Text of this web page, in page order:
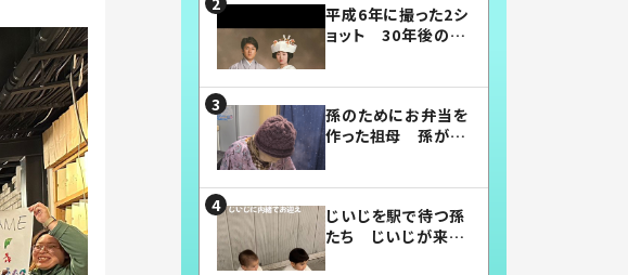
平成6年に撮った2シ
ョット 30年後の姿
孫のためにお弁当を
作った祖母 孫が絶
じいじを駅で待つ孫
たち じいじが来た